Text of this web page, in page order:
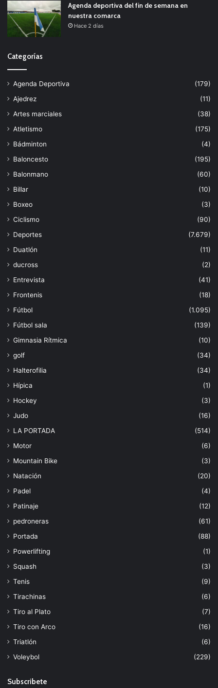
Agenda deportiva del fin de semana en
nuestra comarca
Hace 2 días
Categorías
Agenda Deportiva
(179)
Ajedrez
(11)
Artes marciales
(38)
Atletismo
(175)
Bádminton
(4)
Baloncesto
(195)
Balonmano
(60)
Billar
(10)
Boxeo
(3)
Ciclismo
(90)
Deportes
(7.679)
Duatlón
(11)
ducross
(2)
Entrevista
(41)
Frontenis
(18)
Fútbol
(1.095)
Fútbol sala
(139)
Gimnasia Rítmica
(10)
golf
(34)
Halterofilia
(34)
Hípica
(1)
Hockey
(3)
Judo
(16)
LA PORTADA
(514)
Motor
(6)
Mountain Bike
(3)
Natación
(20)
Padel
(4)
Patinaje
(12)
pedroneras
(61)
Portada
(88)
Powerlifting
(1)
Squash
(3)
Tenis
(9)
Tirachinas
(6)
Tiro al Plato
(7)
Tiro con Arco
(16)
Triatlón
(6)
Voleybol
(229)
Subscribete